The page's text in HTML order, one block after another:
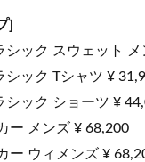
]
シック スウェット
シック Tシャツ ¥
シック ショーツ ¥
ー メンズ ¥ 68,200
ー ウィメンズ ¥